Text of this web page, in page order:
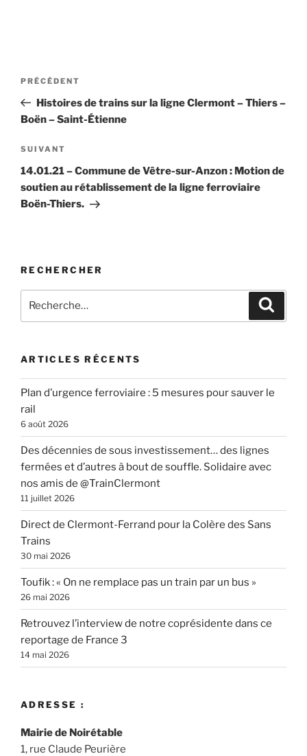
Navigation
l’article
Article
précédent
PRÉCÉDENT
Histoires de trains sur la ligne Clermont – Thiers –
Boën – Saint-Étienne
Article
suivant
SUIVANT
14.01.21 – Commune de Vêtre-sur-Anzon : Motion de
soutien au rétablissement de la ligne ferroviaire
Boën-Thiers.
RECHERCHER
pour
ARTICLES RÉCENTS
Plan d’urgence ferroviaire : 5 mesures pour sauver le
rail
6 août 2026
Des décennies de sous investissement… des lignes
fermées et d’autres à bout de souffle. Solidaire avec
nos amis de @TrainClermont
11 juillet 2026
Direct de Clermont-Ferrand pour la Colère des Sans
Trains
30 mai 2026
Toufik : « On ne remplace pas un train par un bus »
26 mai 2026
Retrouvez l’interview de notre coprésidente dans ce
reportage de France 3
14 mai 2026
ADRESSE :
Mairie de Noirétable
1, rue Claude Peurière